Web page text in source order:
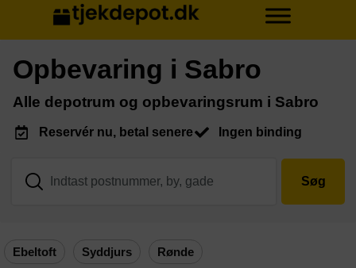
Opbevaring i Sabro
Alle depotrum og opbevaringsrum i Sabro
Reservér nu, betal senere Ingen binding
Søg
Ebeltoft Syddjurs Rønde